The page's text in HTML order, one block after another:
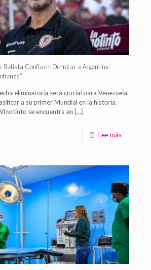
Batista Confía en Derrotar a Argentina:
eliminatoria será crucial para Venezuela,
a su primer Mundial en la historia.
se encuentra en […]
Lee más